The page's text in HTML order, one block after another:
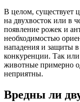
В целом, существует
на двухвосток или в
появление рожек и
необходимостью
нападения и защиты
конкуренции. Так или
животные примерно
неприятны.
Вредны ли